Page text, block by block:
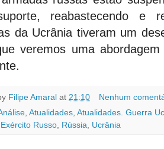
reabastecendo e
da Ucrânia tiveram um
veremos uma
Filipe Amaral at 21:10
Nenhum
, Atualidades, Atualidades. Guerra
Exército Russo, Rússia, Ucrânia